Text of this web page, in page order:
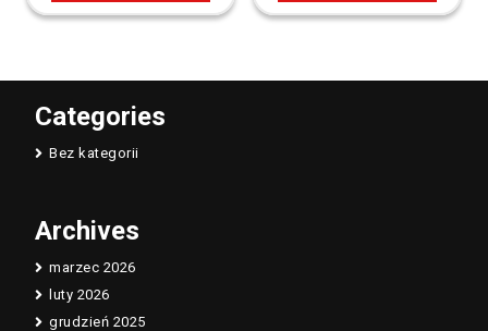
Categories
Bez kategorii
Archives
marzec 2026
luty 2026
grudzień 2025